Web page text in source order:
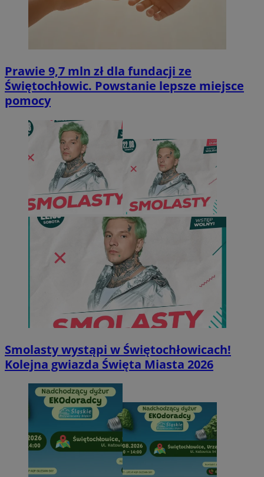
Prawie 9,7 mln zł dla fundacji ze
Świętochłowic. Powstanie lepsze miejsce
pomocy
Smolasty wystąpi w Świętochłowicach!
Kolejna gwiazda Święta Miasta 2026